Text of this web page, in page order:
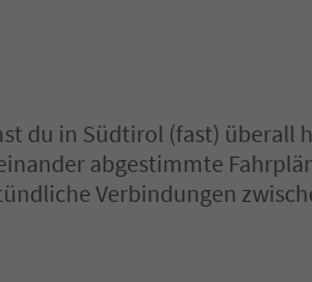
du in Südtirol (fast) überall
abgestimmte
Verbindungen